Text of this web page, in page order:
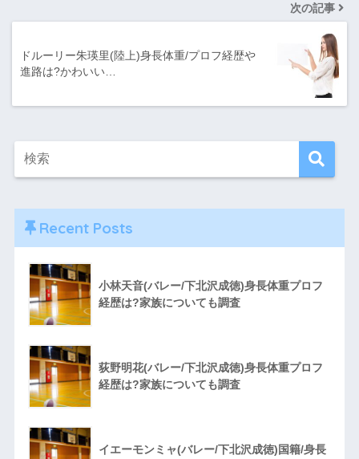
次の記事
ドルーリー朱瑛里(陸上)身長体重/プロフ経歴や
進路は?かわいい…
Recent Posts
小林天音(バレー/下北沢成徳)身長体重プロフ
経歴は?家族についても調査
荻野明花(バレー/下北沢成徳)身長体重プロフ
経歴は?家族についても調査
イエーモンミャ(バレー/下北沢成徳)国籍/身長